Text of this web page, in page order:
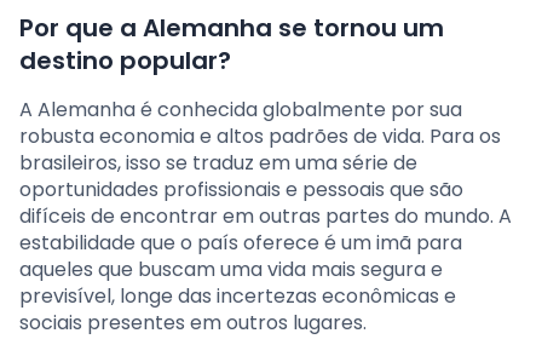
Por que a Alemanha se tornou um
destino popular?
A Alemanha é conhecida globalmente por sua
robusta economia e altos padrões de vida. Para os
brasileiros, isso se traduz em uma série de
oportunidades profissionais e pessoais que são
difíceis de encontrar em outras partes do mundo. A
estabilidade que o país oferece é um imã para
aqueles que buscam uma vida mais segura e
previsível, longe das incertezas econômicas e
sociais presentes em outros lugares.